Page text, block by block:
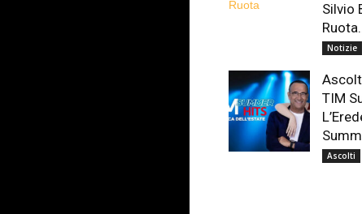
Silvio
Notizie
TIM
Ascolti